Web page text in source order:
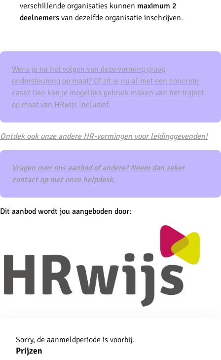
verschillende organisaties kunnen maximum 2
deelnemers van dezelfde organisatie inschrijven.
Wens je na het volgen van deze vorming graag
ondersteuning op maat? Of zit je nu al met een concrete
case? Dan kan je mogelijks gebruik maken van het traject
op maat van HRwijs Inclusief.
Ontdek ook onze andere HR-vormingen voor leidinggevenden!
Vragen over ons aanbod of andere? Neem dan zeker
contact op met onze helpdesk.
Dit aanbod wordt jou aangeboden door:
Aanmelden
Sorry, de aanmeldperiode is voorbij.
Prijzen